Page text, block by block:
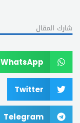
شارك المقال
WhatsApp
Twitter
Telegram